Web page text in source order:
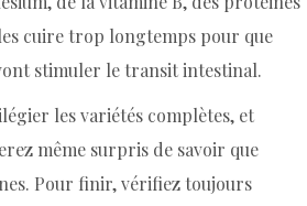
cuire trop longtemps pour que
stimuler le transit intestinal.
les variétés complètes, et
même surpris de savoir que
Pour finir, vérifiez toujours